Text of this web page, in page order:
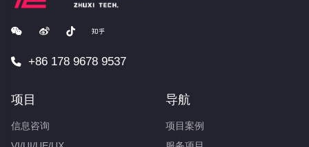
+86 178 9678 9537
项目
信息咨询
导航
项目案例